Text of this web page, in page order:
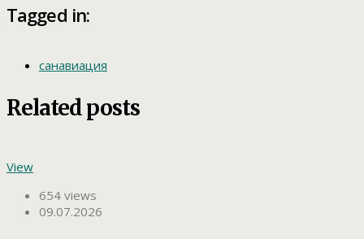
Tagged in:
санавиация
Related posts
View
654 views
09.07.2026